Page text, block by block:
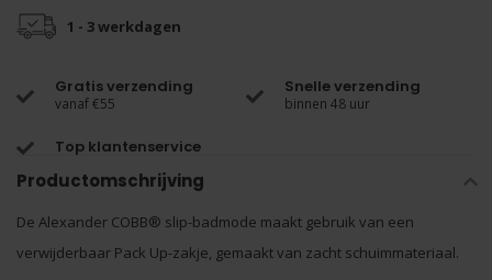
1 - 3 werkdagen
Gratis verzending
vanaf €55
Snelle verzending
binnen 48 uur
Top klantenservice
Productomschrijving
De Alexander COBB® slip-badmode maakt gebruik van een
verwijderbaar Pack Up-zakje, gemaakt van zacht schuimmateriaal.